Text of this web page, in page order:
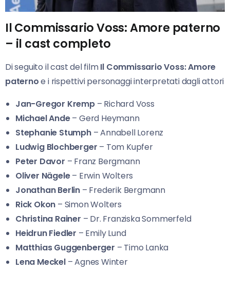
Il Commissario Voss: Amore paterno
– il cast completo
Di seguito il cast del filmIl Commissario Voss: Amore
paternoe i rispettivi personaggi interpretati dagli attori
Jan-Gregor Kremp– Richard Voss
Michael Ande– Gerd Heymann
Stephanie Stumph– Annabell Lorenz
Ludwig Blochberger – Tom Kupfer
Peter Davor – Franz Bergmann
Oliver Nägele– Erwin Wolters
Jonathan Berlin – Frederik Bergmann
Rick Okon – Simon Wolters
Christina Rainer – Dr. Franziska Sommerfeld
Heidrun Fiedler – Emily Lund
Matthias Guggenberger – Timo Lanka
Lena Meckel– Agnes Winter